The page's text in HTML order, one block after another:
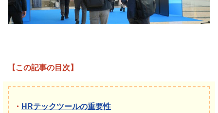
【この記事の目次】
・ HRテックツールの重要性